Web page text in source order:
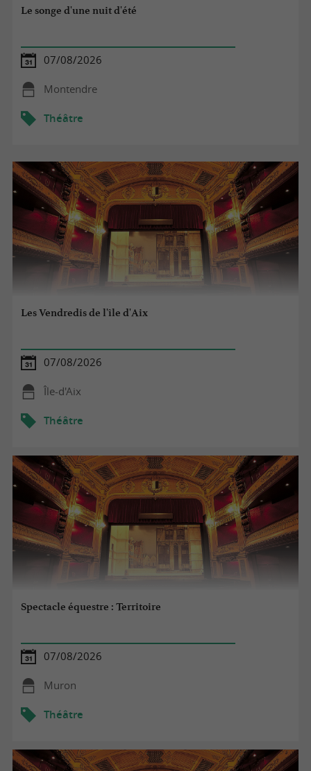
Le songe d'une nuit d'été
07/08/2026
Montendre
Théâtre
Les Vendredis de l'île d'Aix
07/08/2026
Île-d'Aix
Théâtre
Spectacle équestre : Territoire
07/08/2026
Muron
Théâtre